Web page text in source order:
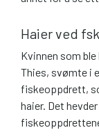
Haier ved
Kvinnen som
Thies, svømte i
fiskeoppdrett,
haier. Det